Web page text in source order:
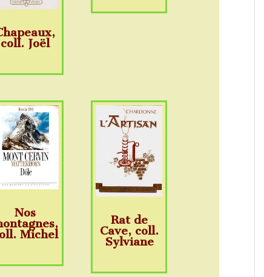
coll. Joël
Nos
Michel
Rat de
Cave, coll.
Sylviane